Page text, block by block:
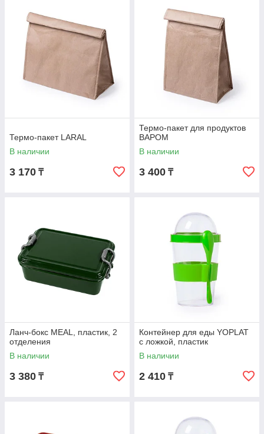
Термо-пакет LARAL
В наличии
3 170 ₸
Термо-пакет для продуктов
BAPOM
В наличии
3 400 ₸
Ланч-бокс MEAL, пластик, 2
отделения
В наличии
3 380 ₸
Контейнер для еды YOPLAT
с ложкой, пластик
В наличии
2 410 ₸